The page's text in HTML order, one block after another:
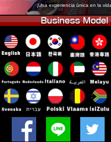
Okinawa
¡Una experiencia única en la